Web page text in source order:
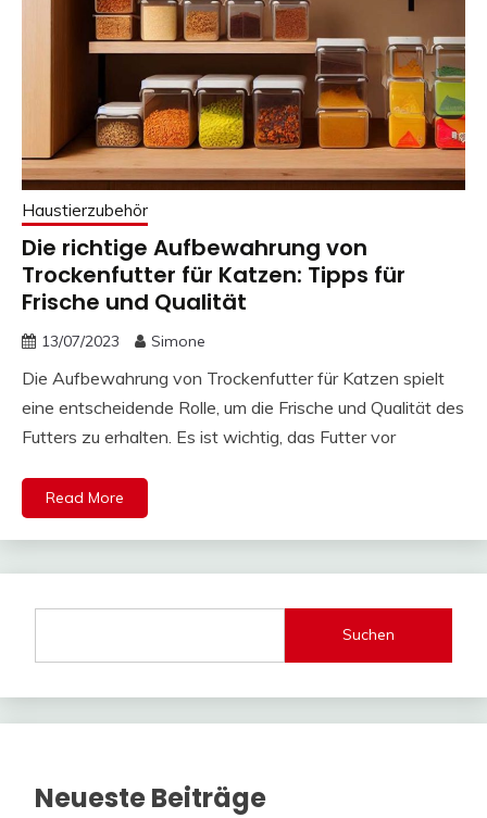
Haustierzubehör
Die richtige Aufbewahrung von
Trockenfutter für Katzen: Tipps für
Frische und Qualität
13/07/2023 Simone
Die Aufbewahrung von Trockenfutter für Katzen spielt
eine entscheidende Rolle, um die Frische und Qualität des
Futters zu erhalten. Es ist wichtig, das Futter vor
Read More
Suchen
Neueste Beiträge